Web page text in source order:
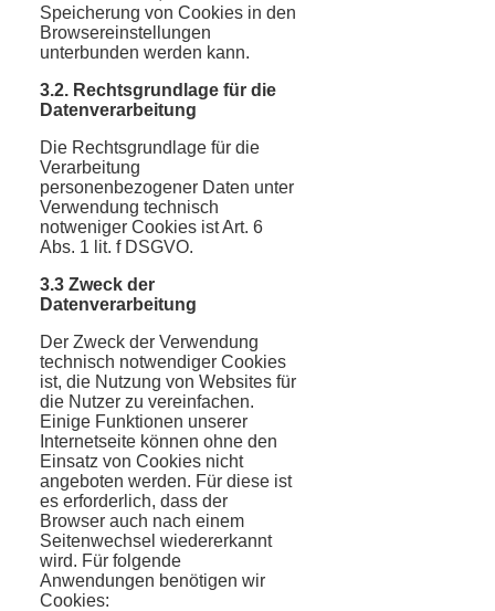
Speicherung von Cookies in den
Browsereinstellungen
unterbunden werden kann.
3.2. Rechtsgrundlage für die
Datenverarbeitung
Die Rechtsgrundlage für die
Verarbeitung
personenbezogener Daten unter
Verwendung technisch
notweniger Cookies ist Art. 6
Abs. 1 lit. f DSGVO.
3.3 Zweck der
Datenverarbeitung
Der Zweck der Verwendung
technisch notwendiger Cookies
ist, die Nutzung von Websites für
die Nutzer zu vereinfachen.
Einige Funktionen unserer
Internetseite können ohne den
Einsatz von Cookies nicht
angeboten werden. Für diese ist
es erforderlich, dass der
Browser auch nach einem
Seitenwechsel wiedererkannt
wird. Für folgende
Anwendungen benötigen wir
Cookies: